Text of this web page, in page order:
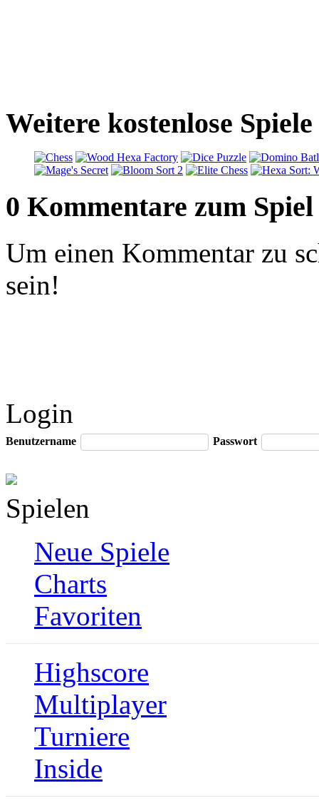
Weitere kostenlose
0 Kommentare zum Spiel
Um einen Kommentar zu
sein!
Login
Benutzername Passwort
Spielen
Neue Spiele
Charts
Favoriten
Highscore
Multiplayer
Turniere
Inside